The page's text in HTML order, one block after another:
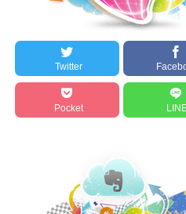
Twitter
Pocket